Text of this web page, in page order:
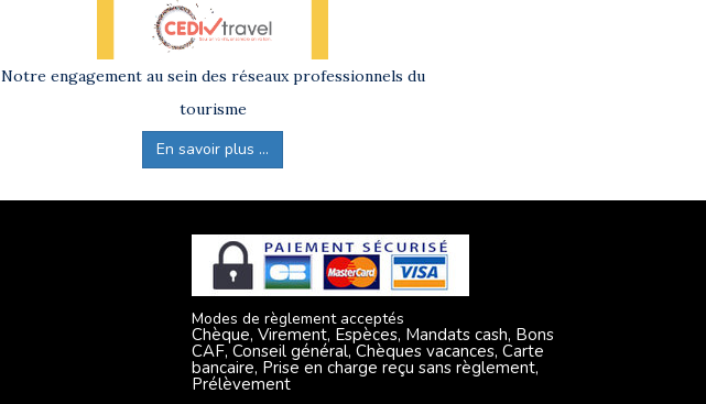
Notre engagement au sein des réseaux professionnels du
tourisme
En savoir plus ...
Modes de règlement acceptés
Chèque, Virement, Espèces, Mandats cash, Bons
CAF, Conseil général, Chèques vacances, Carte
bancaire, Prise en charge reçu sans règlement,
Prélèvement